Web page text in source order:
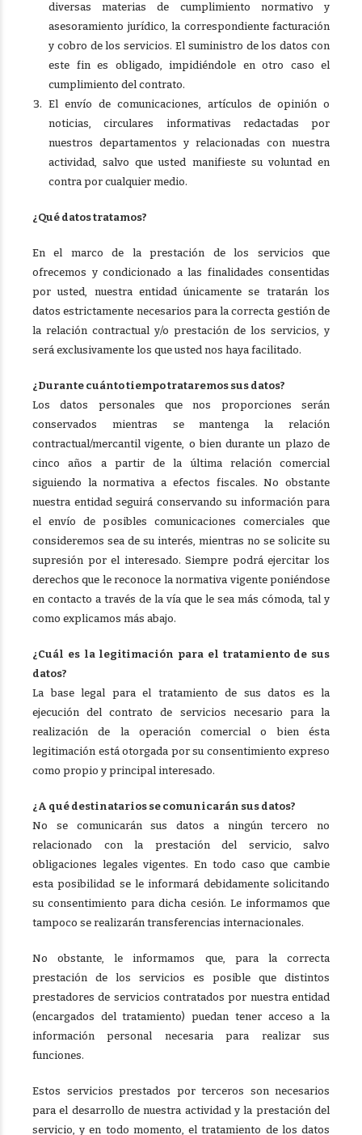
diversas materias de cumplimiento normativo y
asesoramiento jurídico, la correspondiente facturación
y cobro de los servicios. El suministro de los datos con
este fin es obligado, impidiéndole en otro caso el
cumplimiento del contrato.
El envío de comunicaciones, artículos de opinión o
noticias, circulares informativas redactadas por
nuestros departamentos y relacionadas con nuestra
actividad, salvo que usted manifieste su voluntad en
contra por cualquier medio.
¿Qué datos tratamos?
En el marco de la prestación de los servicios que
ofrecemos y condicionado a las finalidades consentidas
por usted, nuestra entidad únicamente se tratarán los
datos estrictamente necesarios para la correcta gestión de
la relación contractual y/o prestación de los servicios, y
será exclusivamente los que usted nos haya facilitado.
¿Durante cuánto tiempo trataremos sus datos?
Los datos personales que nos proporciones serán
conservados mientras se mantenga la relación
contractual/mercantil vigente, o bien durante un plazo de
cinco años a partir de la última relación comercial
siguiendo la normativa a efectos fiscales. No obstante
nuestra entidad seguirá conservando su información para
el envío de posibles comunicaciones comerciales que
consideremos sea de su interés, mientras no se solicite su
supresión por el interesado. Siempre podrá ejercitar los
derechos que le reconoce la normativa vigente poniéndose
en contacto a través de la vía que le sea más cómoda, tal y
como explicamos más abajo.
¿Cuál es la legitimación para el tratamiento de sus
datos?
La base legal para el tratamiento de sus datos es la
ejecución del contrato de servicios necesario para la
realización de la operación comercial o bien ésta
legitimación está otorgada por su consentimiento expreso
como propio y principal interesado.
¿A qué destinatarios se comunicarán sus datos?
No se comunicarán sus datos a ningún tercero no
relacionado con la prestación del servicio, salvo
obligaciones legales vigentes. En todo caso que cambie
esta posibilidad se le informará debidamente solicitando
su consentimiento para dicha cesión. Le informamos que
tampoco se realizarán transferencias internacionales.
No obstante, le informamos que, para la correcta
prestación de los servicios es posible que distintos
prestadores de servicios contratados por nuestra entidad
(encargados del tratamiento) puedan tener acceso a la
información personal necesaria para realizar sus
funciones.
Estos servicios prestados por terceros son necesarios
para el desarrollo de nuestra actividad y la prestación del
servicio, y en todo momento, el tratamiento de los datos